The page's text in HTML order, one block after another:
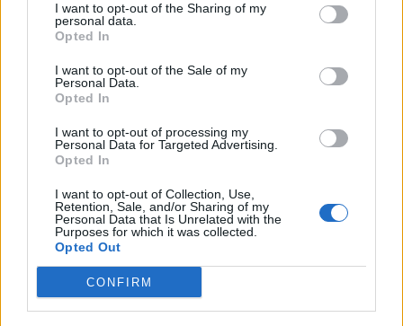
I want to opt-out of the Sharing of my
personal data.
Opted In
I want to opt-out of the Sale of my
Personal Data.
Opted In
I want to opt-out of processing my
Personal Data for Targeted Advertising.
Opted In
I want to opt-out of Collection, Use,
Retention, Sale, and/or Sharing of my
Personal Data that Is Unrelated with the
Purposes for which it was collected.
Opted Out
CONFIRM
TAIP PAT SKAITYKITE
Sportas Sportas